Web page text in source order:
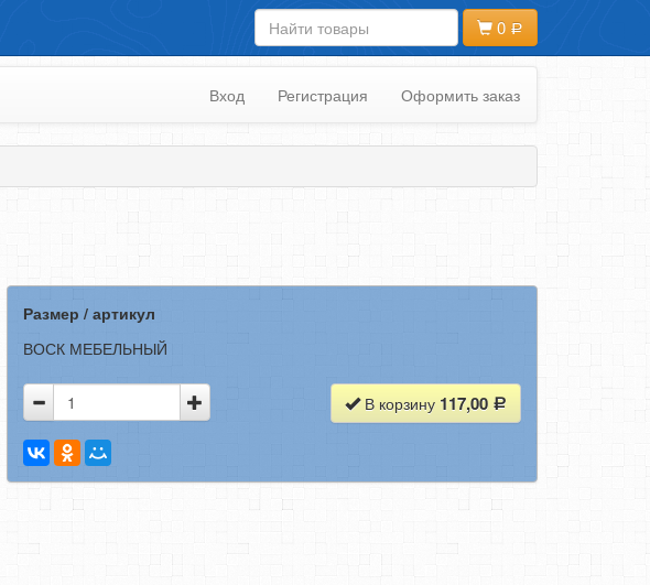
0
Вход Регистрация Оформить заказ
Размер / артикул
ВОСК МЕБЕЛЬНЫЙ
В корзину 117,00